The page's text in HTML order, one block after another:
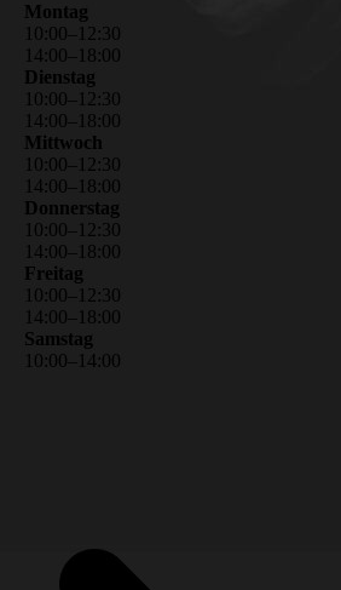
Montag
10:00– 12: 30
14:00– 18:00
Dienstag
10:00– 12: 30
14:00– 18:00
Mittwoch
10:00– 12: 30
14:00– 18:00
Donnerstag
10:00– 12: 30
14:00– 18:00
Freitag
10:00– 12: 30
14:00– 18:00
Samstag
10:00– 14:00